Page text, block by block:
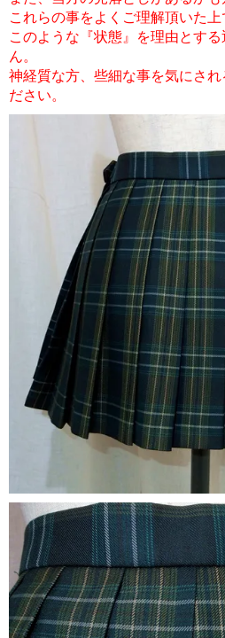
これらの事をよくご理解頂いた上
このような『状態』を理由とす
ん。
神経質な方、些細な事を気にされ
ださい。